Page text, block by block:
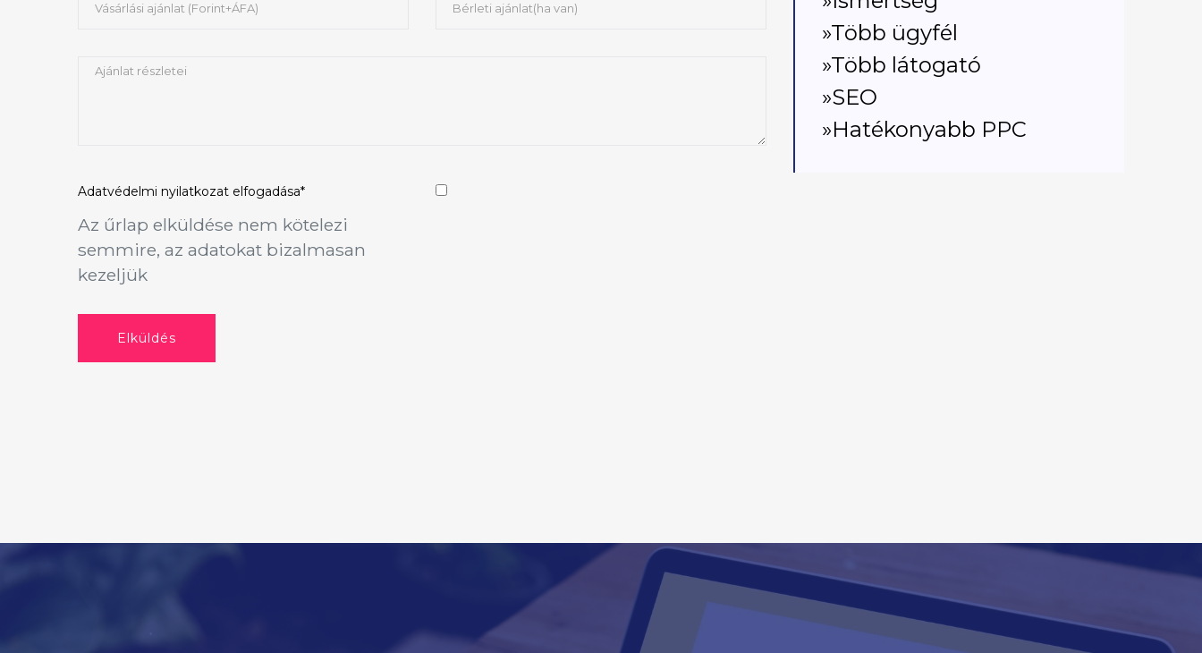
Adatvédelmi nyilatkozat elfogadása*
Az űrlap elküldése nem kötelezi
semmire, az adatokat bizalmasan
kezeljük
Elküldés
»Több ügyfél
»Több látogató
»SEO
»Hatékonyabb PPC